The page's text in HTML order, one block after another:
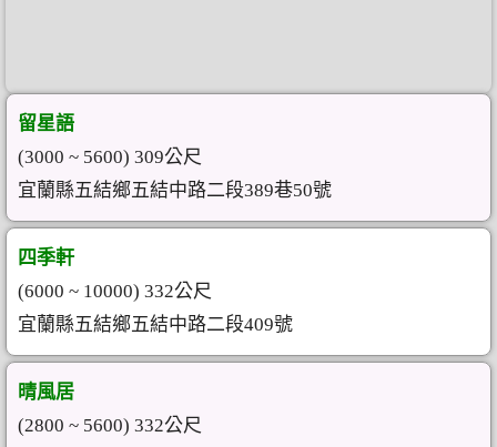
留星語
(3000 ~ 5600) 309公尺
宜蘭縣五結鄉五結中路二段389巷50號
四季軒
(6000 ~ 10000) 332公尺
宜蘭縣五結鄉五結中路二段409號
晴風居
(2800 ~ 5600) 332公尺